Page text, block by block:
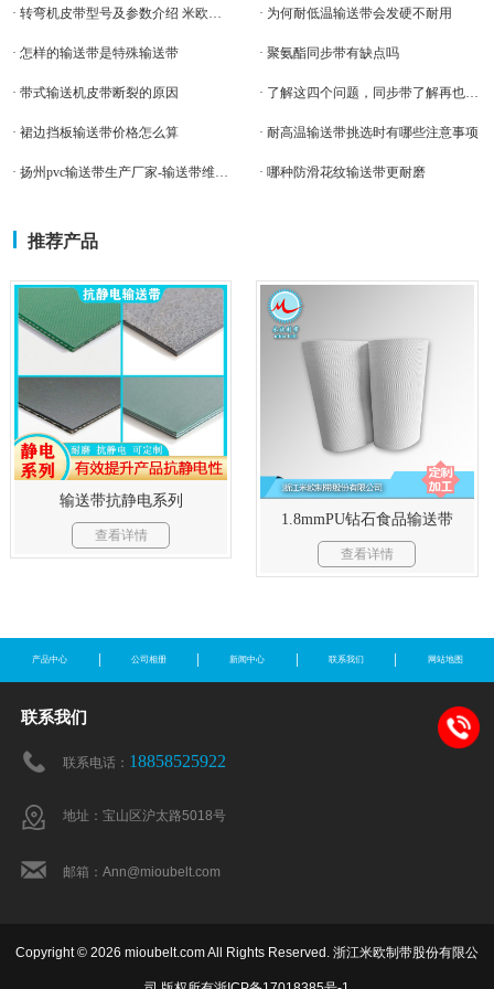
· 转弯机皮带型号及参数介绍 米欧输送带 · 为何耐低温输送带会发硬不耐用
· 怎样的输送带是特殊输送带 · 聚氨酯同步带有缺点吗
· 带式输送机皮带断裂的原因 · 了解这四个问题，同步带了解再也不是难题！
· 裙边挡板输送带价格怎么算 · 耐高温输送带挑选时有哪些注意事项
· 扬州pvc输送带生产厂家-输送带维修还是更换 · 哪种防滑花纹输送带更耐磨
推荐产品
输送带抗静电系列
查看详情
1.8mmPU钻石食品输送带
查看详情
产品中心 公司相册 新闻中心 联系我们 网站地图
联系我们
联系电话： 18858525922
地址：宝山区沪太路5018号
邮箱：Ann@mioubelt.com
Copyright © 2026 mioubelt.com All Rights Reserved. 浙江米欧制带股份有限公